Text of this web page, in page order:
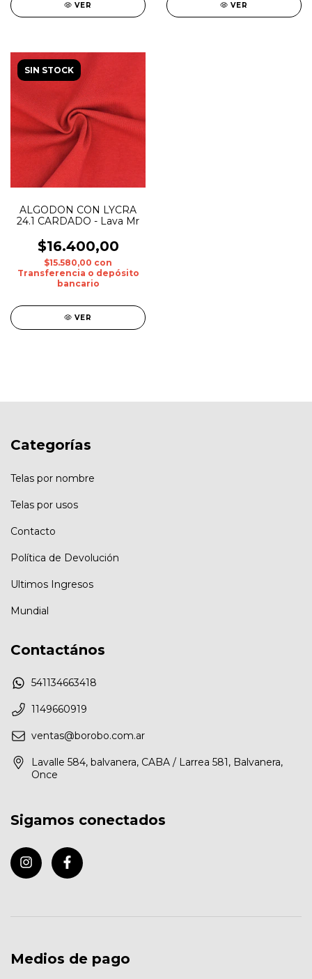
VER VER
SIN STOCK
ALGODON CON LYCRA
24.1 CARDADO - Lava Mr
$16.400,00
$15.580,00 con
Transferencia o depósito
bancario
VER
Categorías
Telas por nombre
Telas por usos
Contacto
Política de Devolución
Ultimos Ingresos
Mundial
Contactános
541134663418
1149660919
ventas@borobo.com.ar
Lavalle 584, balvanera, CABA / Larrea 581, Balvanera,
Once
Sigamos conectados
Medios de pago